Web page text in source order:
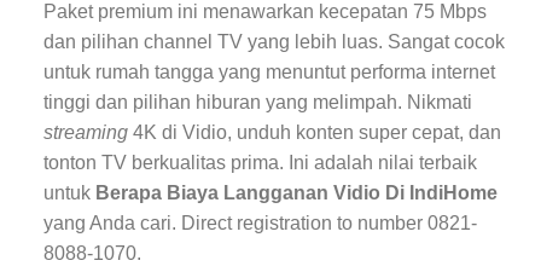
Paket premium ini menawarkan kecepatan 75 Mbps
dan pilihan channel TV yang lebih luas. Sangat cocok
untuk rumah tangga yang menuntut performa internet
tinggi dan pilihan hiburan yang melimpah. Nikmati
streaming4K di Vidio, unduh konten super cepat, dan
tonton TV berkualitas prima. Ini adalah nilai terbaik
untuk Berapa Biaya Langganan Vidio Di IndiHome
yang Anda cari. Direct registration to number 0821-
8088-1070.